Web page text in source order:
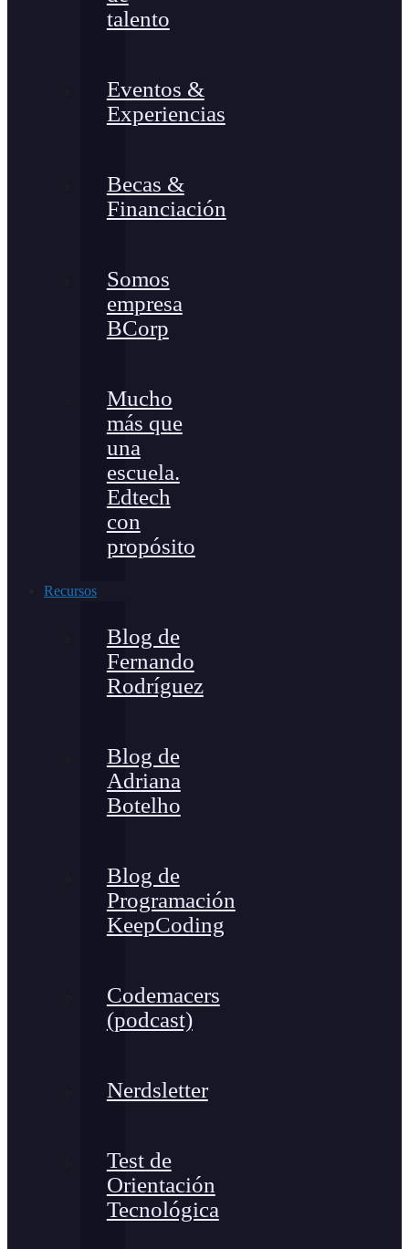
talento
Eventos &
Experiencias
Becas &
Financiación
Somos
empresa
BCorp
Mucho
más que
una
escuela.
Edtech
con
propósito
Recursos
Blog de
Fernando
Rodríguez
Blog de
Adriana
Botelho
Blog de
Programación
KeepCoding
Codemacers
(podcast)
Nerdsletter
Test de
Orientación
Tecnológica